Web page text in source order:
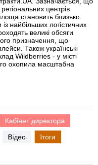
центрів
становить близько
найбільших логістичних
великі обсяги
призначення, що
Також українські
Wildberries - у місті
охопила масштабна
Кабінет директора
Відео Ітоги